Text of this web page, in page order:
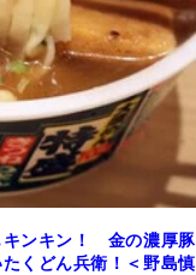
キンキン！ 金の濃厚豚
くどん兵衛！＜野島慎